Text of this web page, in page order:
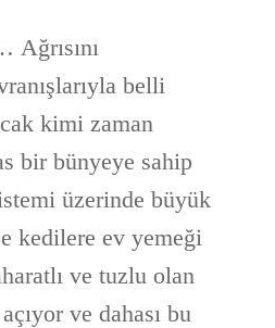
Ağrısını
belli
kimi zaman
bir bünyeye sahip
üzerinde büyük
kedilere ev yemeği
ve tuzlu olan
ve dahası bu